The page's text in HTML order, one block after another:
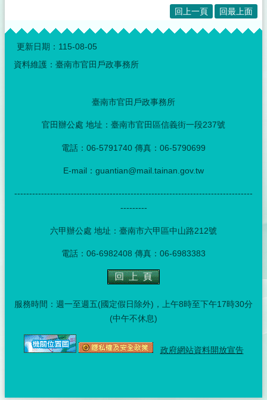
回上一頁 回最上面
:::
更新日期： 115-08-05
資料維護：臺南市官田戶政事務所
臺南市官田戶政事務所
官田辦公處 地址：臺南市官田區信義街一段237號
電話：06-5791740 傳真：06-5790699
E-mail：guantian@mail.tainan.gov.tw
--------------------------------------------------------------------------------
---------
六甲辦公處 地址：臺南市六甲區中山路212號
電話：06-6982408 傳真：06-6983383
服務時間：週一至週五(國定假日除外)，上午8時至下午17時30分
(中午不休息)
政府網站資料開放宣告